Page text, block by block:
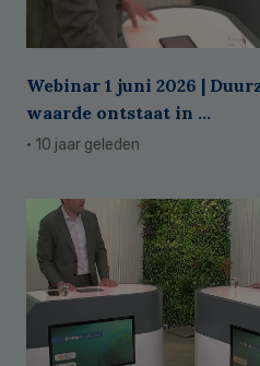
Webinar 1 juni 2026 |
waarde ontstaat in ...
· 10 jaar geleden